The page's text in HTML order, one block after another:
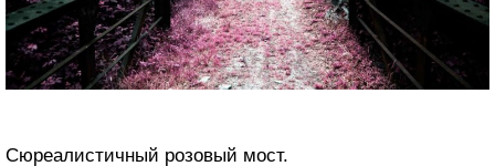
Сюреалистичный розовый мост.